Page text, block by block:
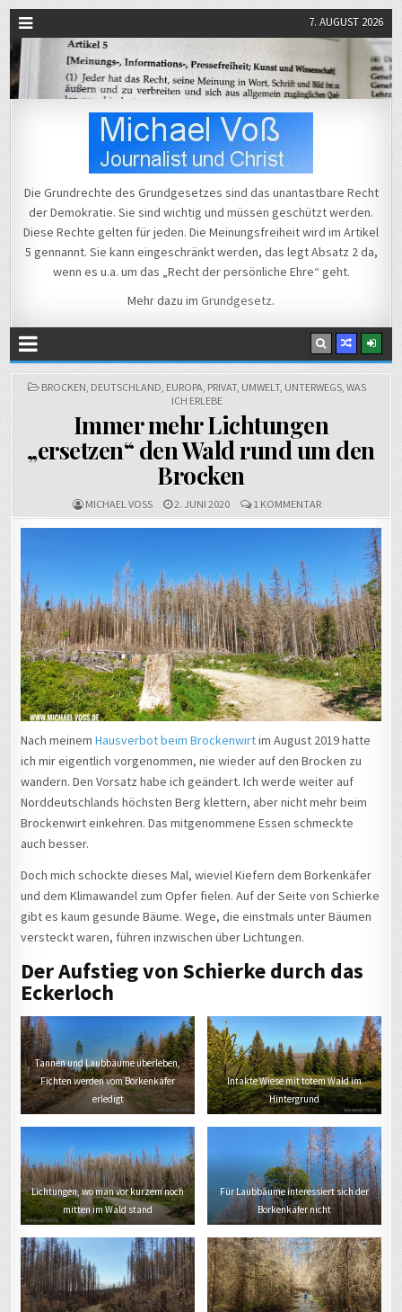
7. AUGUST 2026
Michael Voß
Die Grundrechte des Grundgesetzes sind das unantastbare Recht
der Demokratie. Sie sind wichtig und müssen geschützt werden.
Diese Rechte gelten für jeden. Die Meinungsfreiheit wird im Artikel
5 gennannt. Sie kann eingeschränkt werden, das legt Absatz 2 da,
wenn es u.a. um das „Recht der persönliche Ehre“ geht.
Mehr dazu im Grundgesetz.
POSTED
BROCKEN, DEUTSCHLAND, EUROPA, PRIVAT, UMWELT, UNTERWEGS, WAS
ICH ERLEBE
Immer mehr Lichtungen
„ersetzen“ den Wald rund um den
Brocken
MICHAEL VOSS 2. JUNI 2020 1 KOMMENTARZU
IMMER
MEHR
LICHTUNGEN
„ERSETZEN“
DEN
WALD
RUND
UM
DEN
BROCKEN
Nach meinemHausverbot beim Brockenwirtim August 2019 hatte
ich mir eigentlich vorgenommen, nie wieder auf den Brocken zu
wandern. Den Vorsatz habe ich geändert. Ich werde weiter auf
Norddeutschlands höchsten Berg klettern, aber nicht mehr beim
Brockenwirt einkehren. Das mitgenommene Essen schmeckte
auch besser.
Doch mich schockte dieses Mal, wieviel Kiefern dem Borkenkäfer
und dem Klimawandel zum Opfer fielen. Auf der Seite von Schierke
gibt es kaum gesunde Bäume. Wege, die einstmals unter Bäumen
versteckt waren, führen inzwischen über Lichtungen.
Der Aufstieg von Schierke durch das
Eckerloch
Tannen und Laubbäume überleben,
Fichten werden vom Borkenkäfer
erledigt
Intakte Wiese mit totem Wald im
Hintergrund
Lichtungen, wo man vor kurzem noch
mitten im Wald stand
Für Laubbäume interessiert sich der
Borkenkäfer nicht